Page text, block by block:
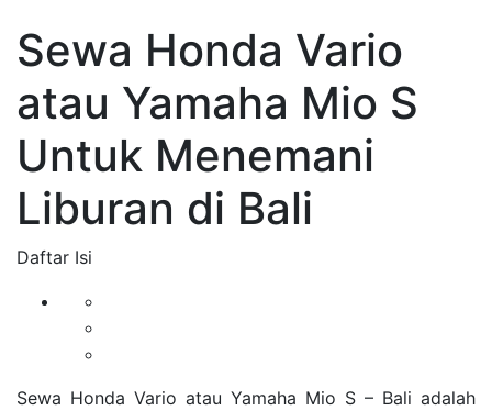
Sewa Honda Vario
atau Yamaha Mio S
Untuk Menemani
Liburan di Bali
Daftar Isi
Sewa Honda Vario atau Yamaha Mio S – Bali adalah